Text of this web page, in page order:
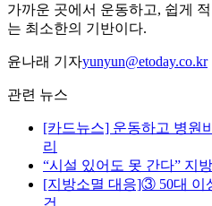
가까운 곳에서 운동하고, 쉽게
는 최소한의 기반이다.
윤나래 기자yunyun@etoday.co.kr
관련 뉴스
[카드뉴스] 운동하고 병원
리
“시설 있어도 못 간다” 지
[지방소멸 대응]③ 50대 이